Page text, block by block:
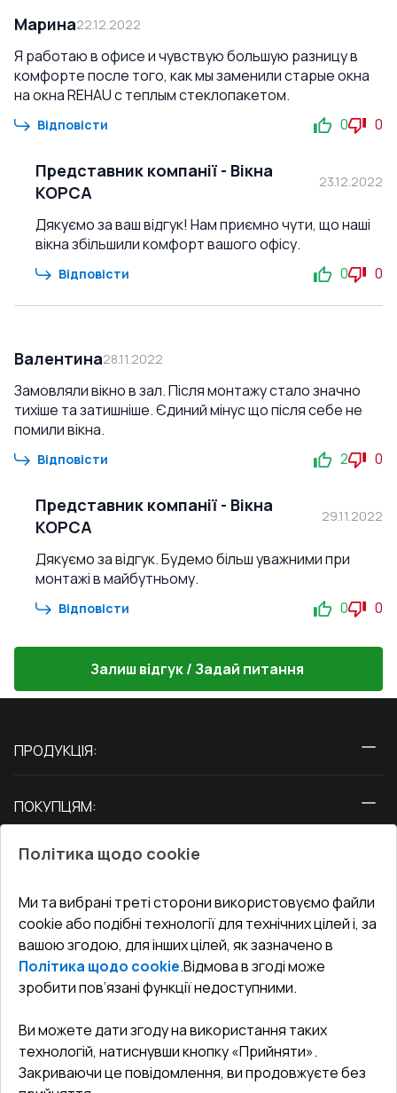
Марина22.12.2022
Я работаю в офисе и чувствую большую разницу в
комфорте после того, как мы заменили старые окна
на окна REHAU с теплым стеклопакетом.
Відповісти 0 0
Представник компанії - Вікна
КОРСА
23.12.2022
Дякуємо за ваш відгук! Нам приємно чути, що наші
вікна збільшили комфорт вашого офісу.
Відповісти 0 0
Валентина28.11.2022
Замовляли вікно в зал. Після монтажу стало значно
тихіше та затишніше. Єдиний мінус що після себе не
помили вікна.
Відповісти 2 0
Представник компанії - Вікна
КОРСА
29.11.2022
Дякуємо за відгук. Будемо більш уважними при
монтажі в майбутньому.
Відповісти 0 0
Залиш відгук / Задай питання
ПРОДУКЦІЯ:
Двері
ПОКУПЦЯМ:
Блог
Адреса гіпермаркета
Як правильно заміряти вікна
СЕРВІС ТА ОБЛУГОВУВАННЯ:
Доставка і Оплата
Гарантія та Сервіс
Повернення товару
Договір публічної оферти
КОНТАКТИ
Офіс:Україна, м. Вінниця, вул. Келецька 60 кв. 61
undefined(undefined)
Політика щодо cookie
Ми та вибрані треті сторони використовуємо файли
cookie або подібні технології для технічних цілей і, за
вашою згодою, для інших цілей, як зазначено в
Політика щодо cookie.Відмова в згоді може
зробити пов’язані функції недоступними.
Ви можете дати згоду на використання таких
технологій, натиснувши кнопку «Прийняти».
Закриваючи це повідомлення, ви продовжуєте без